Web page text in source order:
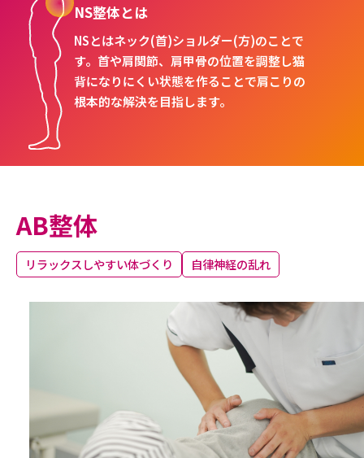
NS整体とは
NSとはネック(首)ショルダー(方)のことで
す。首や肩関節、肩甲骨の位置を調整し猫
背になりにくい状態を作ることで肩こりの
根本的な解決を目指します。
AB整体
リラックスしやすい体づくり 自律神経の乱れ